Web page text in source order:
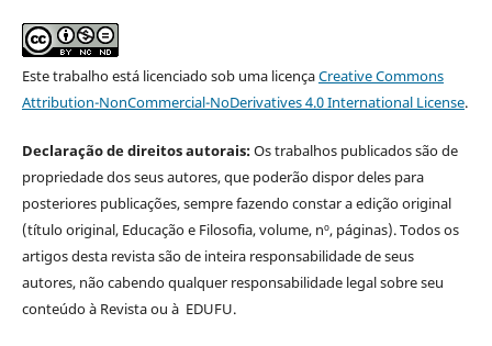
Este trabalho está licenciado sob uma licençaCreative Commons
Attribution-NonCommercial-NoDerivatives 4.0 International License.
Declaração de direitos autorais:Os trabalhos publicados são de
propriedade dos seus autores, que poderão dispor deles para
posteriores publicações, sempre fazendo constar a edição original
(título original, Educação e Filosofia, volume, nº, páginas). Todos os
artigos desta revista são de inteira responsabilidade de seus
autores, não cabendo qualquer responsabilidade legal sobre seu
conteúdo à Revista ou à EDUFU.